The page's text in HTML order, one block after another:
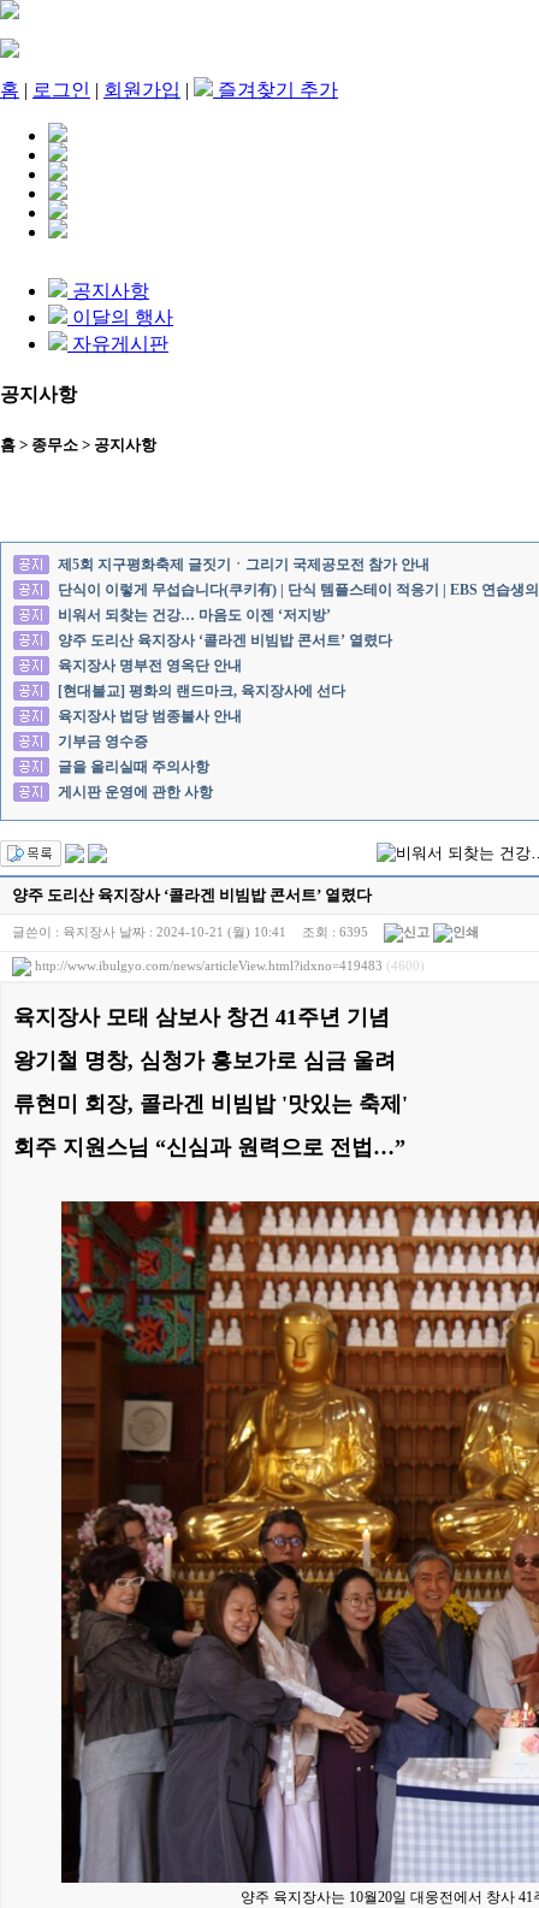
홈 | 로그인 | 회원가입 | 즐겨찾기 추가
공지사항
이달의 행사
자유게시판
공지사항
홈 > 종무소 > 공지사항
제5회 지구평화축제 글짓기ㆍ그리기 국제공모전 참가 안내
단식이 이렇게 무섭습니다(쿠키有) | 단식 템플스테이 적응기 | EBS 연습생
비워서 되찾는 건강… 마음도 이젠 ‘저지방’
양주 도리산 육지장사 ‘콜라겐 비빔밥 콘서트’ 열렸다
육지장사 명부전 영옥단 안내
[현대불교] 평화의 랜드마크, 육지장사에 선다
육지장사 법당 범종불사 안내
기부금 영수증
글을 올리실때 주의사항
게시판 운영에 관한 사항
양주 도리산 육지장사 ‘콜라겐 비빔밥 콘서트’ 열렸다
글쓴이 : 육지장사 날짜 : 2024-10-21 (월) 10:41 조회 : 6395
http://www.ibulgyo.com/news/articleView.html?idxno=419483 (4600)
육지장사 모태 삼보사 창건 41주년 기념
왕기철 명창, 심청가 흥보가로 심금 울려
류현미 회장, 콜라겐 비빔밥 '맛있는 축제'
회주 지원스님 “신심과 원력으로 전법…”
양주 육지장사는 10월20일 대웅전에서 창사